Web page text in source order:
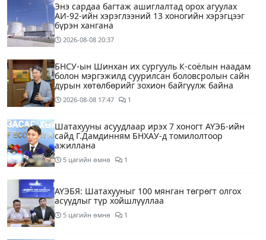
Энэ сардаа багтаж ашиглалтад орох агуулах
АИ-92-ийн хэрэглээний 13 хоногийн хэрэгцээг
бүрэн хангана
2026-08-08 20:37
БНСУ-ын Шинхан их сургууль К-соёлын наадам
болон мэргэжилд суурилсан боловсролын сайн
дурын хөтөлбөрийг зохион байгуулж байна
2026-08-08 17:47 1
Шатахууны асуудлаар ирэх 7 хоногт АҮЭБ-ийн
сайд Г.Дамдинням БНХАУ-д томилолтоор
ажиллана
5 цагийн өмнө 1
АҮЭБЯ: Шатахууныг 100 мянган төгрөгт олгох
асуудлыг түр хойшлууллаа
5 цагийн өмнө 1